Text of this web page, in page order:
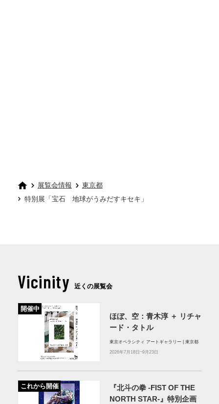
展覧会情報
東京都
特別展「宝石 地球がうみだすキセキ」
Vicinity 近くの展覧会
開催中
ほぼ、空：⻘⽊淳 ＋ リチャ
ード・タトル
東京オペラシティ アートギャラリー | 東京都
2026年7月18日~9月23日
これから開催
『北斗の拳 -FIST OF THE
NORTH STAR-』特別企画